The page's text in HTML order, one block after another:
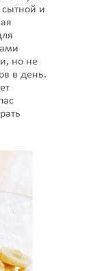
сытной и
но не
в день.